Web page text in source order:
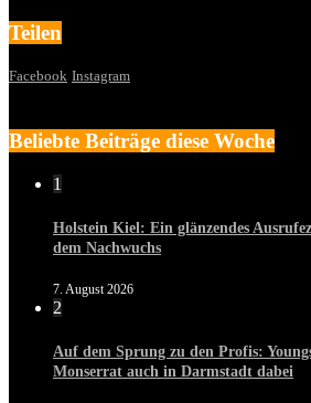
Teilen
Facebook Instagram
Beliebte Beiträge diese Woche
1
Holstein Kiel: Ein glänzendes
dem Nachwuchs
7. August 2026
2
Auf dem Sprung zu den Profis:
Monserrat auch in Darmstadt dabei